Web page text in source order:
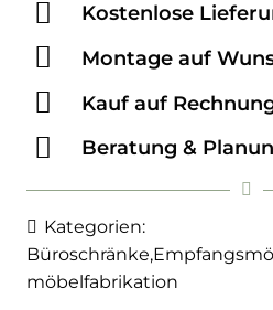
Kostenlose
Montage auf
Kauf auf
Beratung &
Kategorien:
Büroschränke,
möbelfabrikation